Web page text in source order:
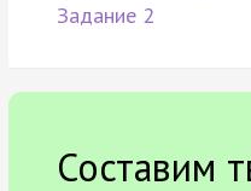
Задание 2
Составим